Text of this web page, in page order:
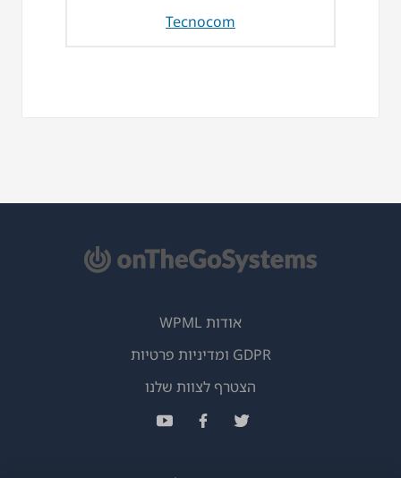
Tecnocom
אודות WPML
GDPR ומדיניות פרטיות
הצטרף לצוות שלנו(נפתח
(נפתח
(נפתח(נפתח